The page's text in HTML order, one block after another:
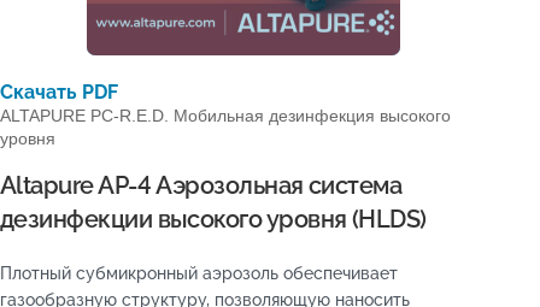
Скачать PDF
ALTAPURE PC-R.E.D. Мобильная дезинфекция высокого
уровня
Altapure AP-4 Аэрозольная система
дезинфекции высокого уровня (HLDS)
Плотный субмикронный аэрозоль обеспечивает
газообразную структуру, позволяющую наносить